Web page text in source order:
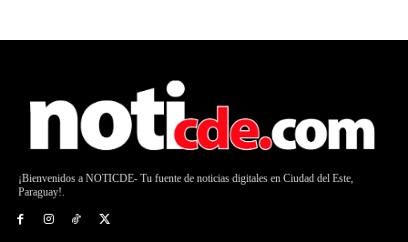
¡Bienvenidos a NOTICDE- Tu fuente de noticias digitales en Ciudad del Este,
Paraguay!.